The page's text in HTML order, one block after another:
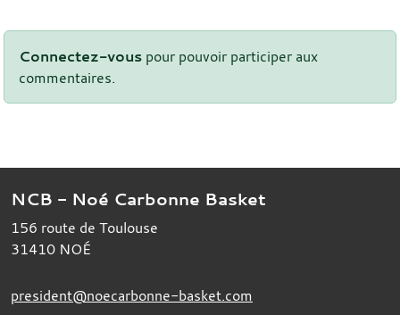
Connectez-vous pour pouvoir participer aux
commentaires.
NCB - Noé Carbonne Basket
156 route de Toulouse
31410 NOÉ
president@noecarbonne-basket.com